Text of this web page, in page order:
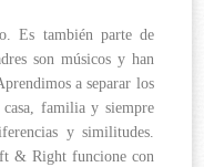
Es también parte de
son músicos y han
a separar los
familia y siempre
y similitudes.
& Right funcione con